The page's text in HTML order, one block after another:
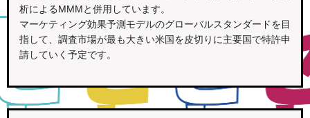
析によるMMMと併用しています。
マーケティング効果予測モデルのグローバルスタンダードを目
指して、調査市場が最も大きい米国を皮切りに主要国で特許申
請していく予定です。